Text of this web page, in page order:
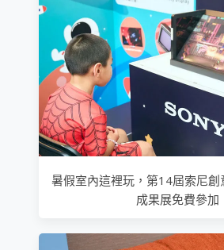
暑假室內這裡玩，第14屆索尼
成果展免費參加